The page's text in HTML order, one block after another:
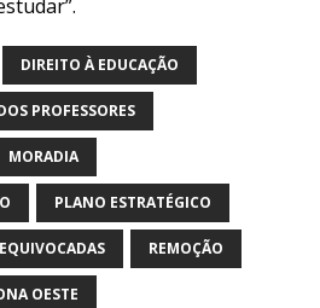
DIREITO À EDUCAÇÃO
PROFESSORES
MORADIA
PLANO ESTRATÉGICO
REMOÇÃO
OESTE